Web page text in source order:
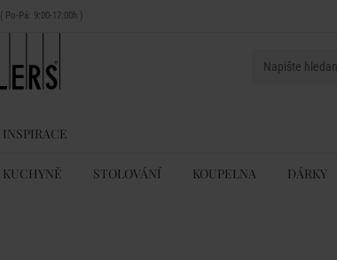
( Po-Pá: 9:00-17:00h )
INSPIRACE
KUCHYNĚ STOLOVÁNÍ KOUPELNA DÁRKY